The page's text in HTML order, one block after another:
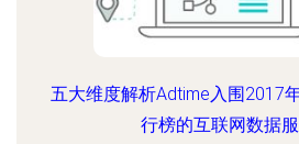
五大维度解析Adtime入围2017
行榜的互联网数据